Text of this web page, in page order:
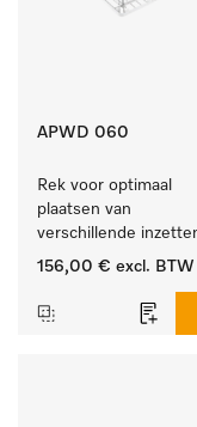
APWD 060
Rek voor optimaal
plaatsen van
verschillende
zeefschalen.
156,00 € excl. BTW